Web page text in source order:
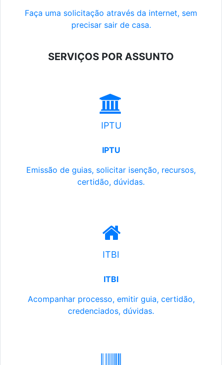
Faça uma solicitação através da internet, sem
precisar sair de casa.
SERVIÇOS POR ASSUNTO
IPTU
IPTU
Emissão de guias, solicitar isenção, recursos,
certidão, dúvidas.
ITBI
ITBI
Acompanhar processo, emitir guia, certidão,
credenciados, dúvidas.